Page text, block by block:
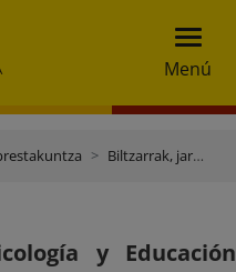
Menú
Biltzarrak, jardunaldiak eta beste ekitaldi batzuk
y Educación